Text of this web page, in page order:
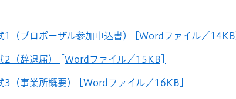
1（プロポーザル参加申込書） [Wordファイル／14KB]
2（辞退届） [Wordファイル／15KB]
3（事業所概要） [Wordファイル／16KB]